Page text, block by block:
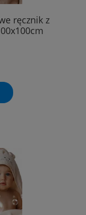
ręcznik z